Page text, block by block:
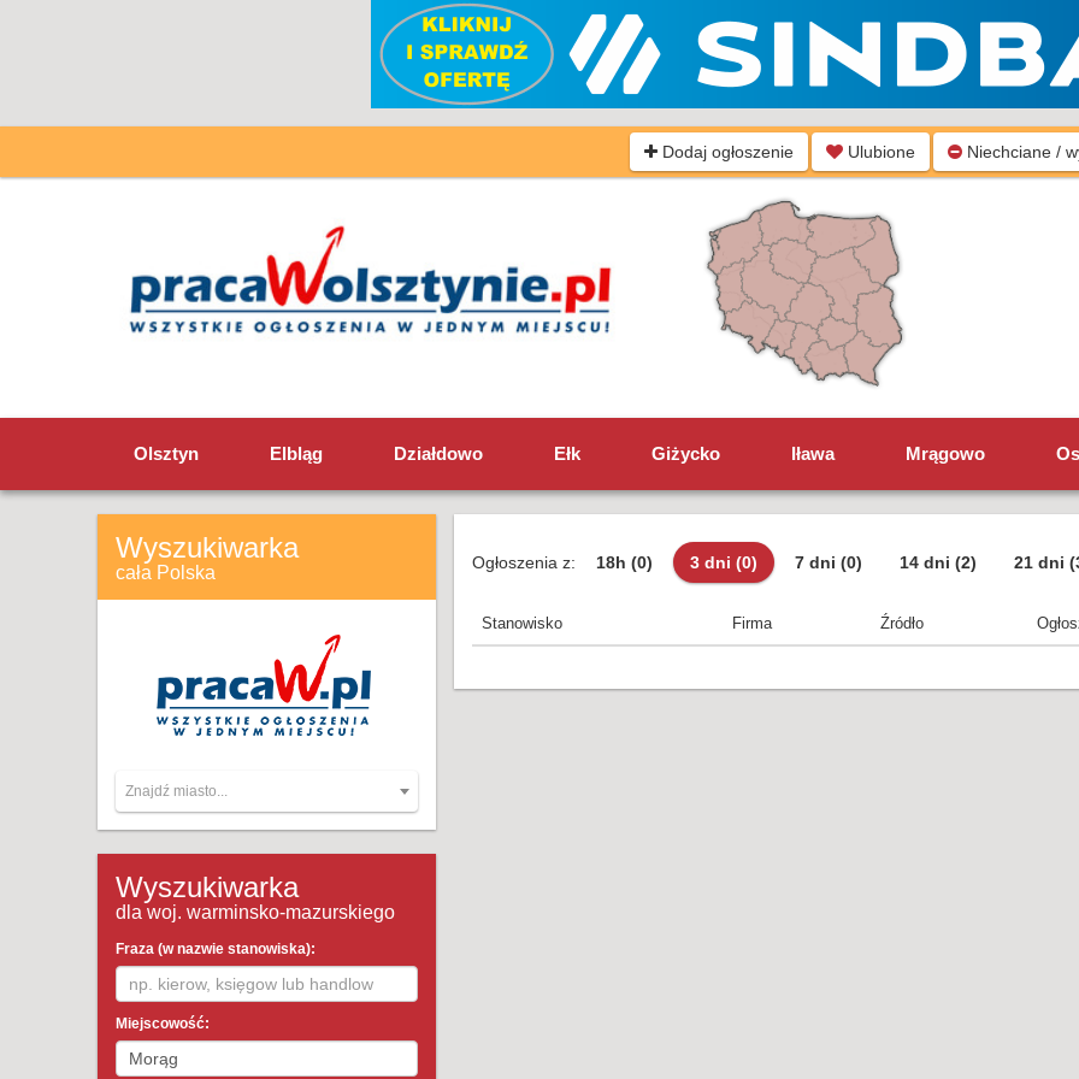
Dodaj ogłoszenie Ulubione Niechciane /
Olsztyn Elbląg Działdowo Ełk Giżycko Iława Mrągowo
Wyszukiwarka
cała Polska
Znajdź miasto...
Wyszukiwarka
dla woj. warminsko-mazurskiego
Fraza (w nazwie stanowiska):
Miejscowość:
Ogłoszenia z: 18h (0) 3 dni (0) 7 dni (0) 14 dni (2) 21 dni
Stanowisko Firma Źródło